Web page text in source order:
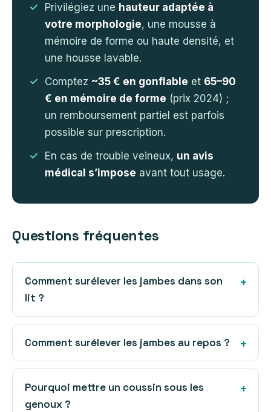
Privilégiez une hauteur adaptée à
votre morphologie, une mousse à
mémoire de forme ou haute densité, et
une housse lavable.
Comptez ~35 € en gonflable et 65–90
€ en mémoire de forme (prix 2024) ;
un remboursement partiel est parfois
possible sur prescription.
En cas de trouble veineux, un avis
médical s’impose avant tout usage.
Questions fréquentes
Comment surélever les jambes dans son
lit ?
Comment surélever les jambes au repos ?
Pourquoi mettre un coussin sous les
genoux ?